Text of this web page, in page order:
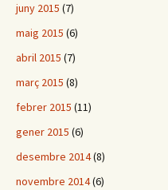
juny 2015 (7)
maig 2015 (6)
abril 2015 (7)
març 2015 (8)
febrer 2015 (11)
gener 2015 (6)
desembre 2014(8)
novembre 2014(6)